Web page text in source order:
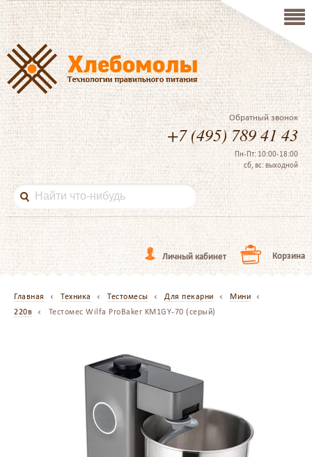
Обратный звонок
+7 (495) 789 41 43
Пн-Пт: 10:00-18:00
сб, вс: выходной
Личный кабинет Корзина
Главная Техника Тестомесы Для пекарни
Мини
220в
Тестомес Wilfa ProBaker KM1GY-70 (серый)